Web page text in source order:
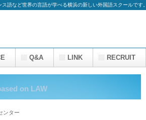
語など世界の言語が学べる横浜の新しい外国語スクールです。
on LAW
ンター
Q&A LINK RECRUIT